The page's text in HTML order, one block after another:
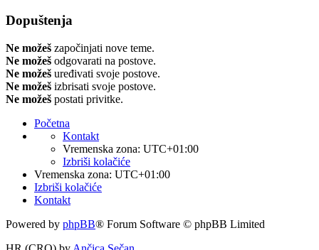
Dopuštenja
Ne možeš započinjati nove teme.
Ne možeš odgovarati na postove.
Ne možeš uređivati svoje postove.
Ne možeš izbrisati svoje postove.
Ne možeš postati privitke.
Početna
Kontakt
Vremenska zona: UTC+01:00
Izbriši kolačiće
Vremenska zona: UTC+01:00
Izbriši kolačiće
Kontakt
Powered by phpBB® Forum Software © phpBB Limited